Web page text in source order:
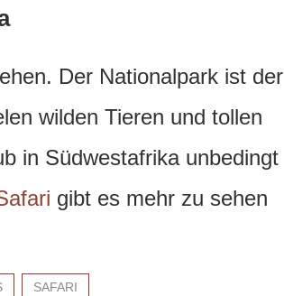
Der Nationalpark ist der
wilden Tieren und tollen
in Südwestafrika unbedingt
gibt es mehr zu sehen
SAFARI